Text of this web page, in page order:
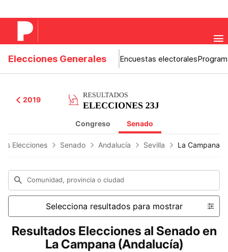
Elecciones Generales Encuestas electorales
2019
Congreso Senado
Elecciones Senado Andalucía Sevilla La Campana
Comunidad, provincia o ciudad
Selecciona resultados para mostrar
Resultados Elecciones al Senado en
La Campana (Andalucía)